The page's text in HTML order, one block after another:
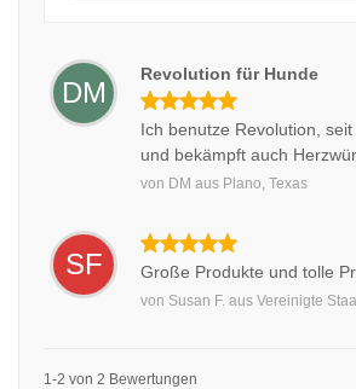
DM
Revolution für Hunde
Ich benutze Revolution,
und bekämpft auch
von DM aus Plano, Texas
SF Große Produkte und tolle
von Susan F. aus Vereinigte
1-2 von 2 Bewertungen